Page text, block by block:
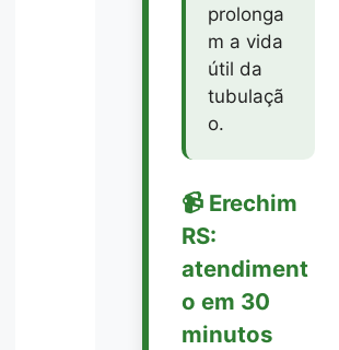
prolonga
m a vida
útil da
tubulaçã
o.
📹 Erechim
RS:
atendiment
o em 30
minutos